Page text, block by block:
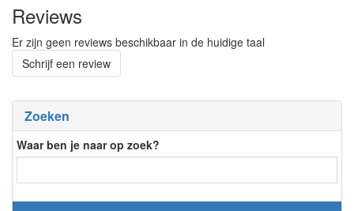
Zoeken
Waar ben je naar op zoek?
Reviews
Er zijn geen reviews beschikbaar in de huidige taal
Schrijf een review